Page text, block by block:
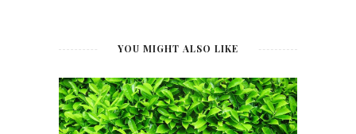
YOU MIGHT ALSO LIKE